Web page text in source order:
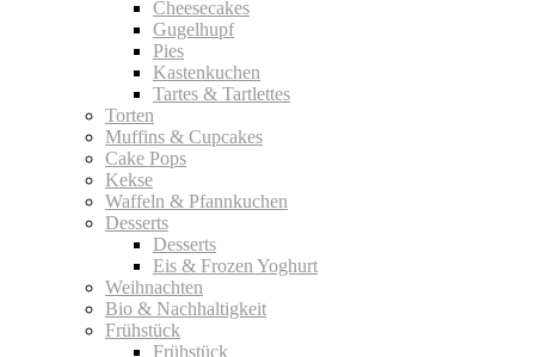
Cheesecakes
Gugelhupf
Pies
Kastenkuchen
Tartes & Tartlettes
Torten
Muffins & Cupcakes
Cake Pops
Kekse
Waffeln & Pfannkuchen
Desserts
Desserts
Eis & Frozen Yoghurt
Weihnachten
Bio & Nachhaltigkeit
Frühstück
Frühstück